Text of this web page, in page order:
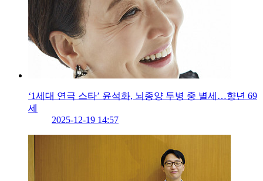
‘1세대 연극 스타’ 윤석화, 뇌종양 투병 중 별세…향년 69
세
2025-12-19 14:57